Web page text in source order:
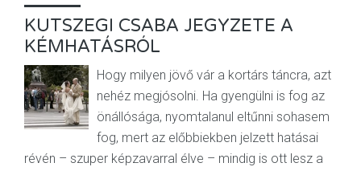
KUTSZEGI CSABA JEGYZETE A
KÉMHATÁSRÓL
Hogy milyen jövő vár a kortárs táncra, azt
nehéz megjósolni. Ha gyengülni is fog az
önállósága, nyomtalanul eltűnni sohasem
fog, mert az előbbiekben jelzett hatásai
révén – szuper képzavarral élve – mindig is ott lesz a